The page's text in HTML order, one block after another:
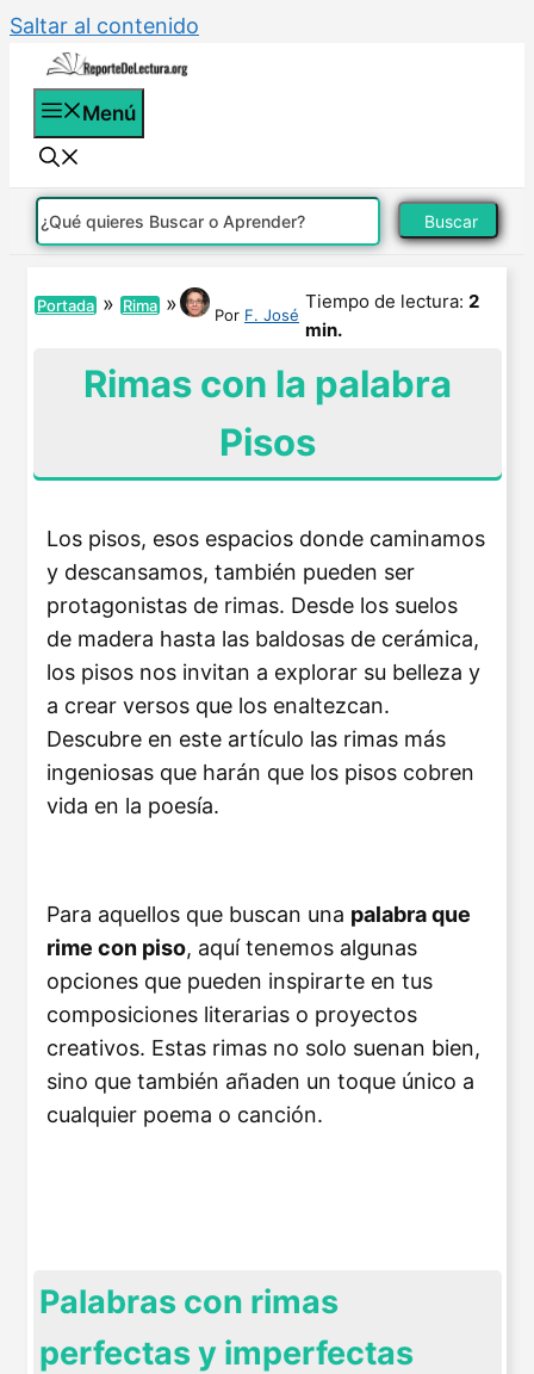
Saltar al contenido
Menú
Buscar
Portada » Rima » Por F. José
Tiempo de lectura: 2
min.
Rimas con la palabra
Pisos
Los pisos, esos espacios donde caminamos
y descansamos, también pueden ser
protagonistas de rimas. Desde los suelos
de madera hasta las baldosas de cerámica,
los pisos nos invitan a explorar su belleza y
a crear versos que los enaltezcan.
Descubre en este artículo las rimas más
ingeniosas que harán que los pisos cobren
vida en la poesía.
Para aquellos que buscan una palabra que
rime con piso, aquí tenemos algunas
opciones que pueden inspirarte en tus
composiciones literarias o proyectos
creativos. Estas rimas no solo suenan bien,
sino que también añaden un toque único a
cualquier poema o canción.
Palabras con rimas
perfectas y imperfectas